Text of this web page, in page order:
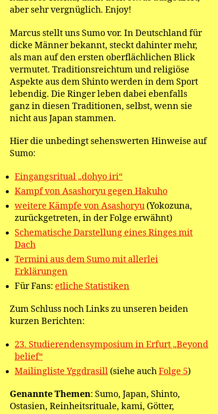
aber sehr vergnüglich. Enjoy!
Marcus stellt uns Sumo vor. In Deutschland für
dicke Männer bekannt, steckt dahinter mehr,
als man auf den ersten oberflächlichen Blick
vermutet. Traditionsreichtum und religiöse
Aspekte aus dem Shinto werden in dem Sport
lebendig. Die Ringer leben dabei ebenfalls
ganz in diesen Traditionen, selbst, wenn sie
nicht aus Japan stammen.
Hier die unbedingt sehenswerten Hinweise auf
Sumo:
Eingangsritual „dohyo iri“
Kampf von Asashoryu gegen Hakuho
weitere Kämpfe von Asashoryu (Yokozuna,
zurückgetreten, in der Folge erwähnt)
Schematische Darstellung eines Ringes mit
Dach
Termini aus dem Sumo mit allerlei
Erklärungen
Für Fans: etliche Statistiken
Zum Schluss noch Links zu unseren beiden
kurzen Berichten:
23. Studierendensymposium in Erfurt „Beyond
belief“
Mailingliste Yggdrasill (siehe auchFolge 5)
Genannte Themen: Sumo, Japan, Shinto,
Ostasien, Reinheitsrituale, kami, Götter,